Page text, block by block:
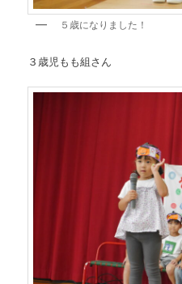
５歳になりました！
３歳児もも組さん